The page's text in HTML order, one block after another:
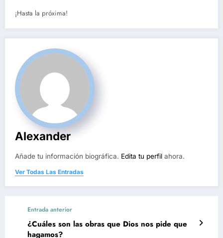
¡Hasta la próxima!
Alexander
Añade tu información biográfica. Edita tu perfil ahora.
Ver Todas Las Entradas
Entrada anterior
¿Cuáles son las obras que Dios nos pide que
hagamos?